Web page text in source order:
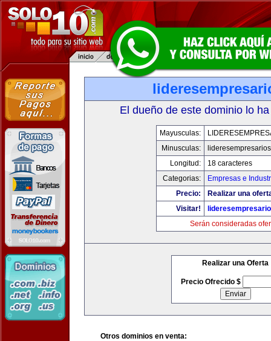
El dueño de este dominio lo
Mayusculas:
Minusculas:
Longitud:
18 caracteres
Categorias:
Empresas e
Precio:
Realizar una
Visitar!
Serán consideradas
Realizar una Oferta
Precio Ofrecido $
Otros dominios en venta: